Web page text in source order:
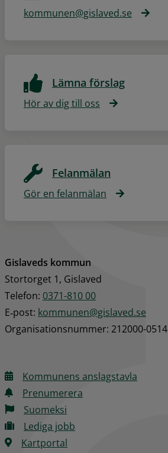
kommunen@gislaved.se
Lämna förslag
Hör av dig till oss
Felanmälan
Gör en felanmälan
Gislaveds kommun
Stortorget 1, Gislaved
Telefon: 0371-810 00
E‑post: kommunen@gislaved.se
Organisationsnummer: 212000-0514
Kommunens anslagstavla
Prenumerera
Suomeksi
Lediga jobb
Kartportal